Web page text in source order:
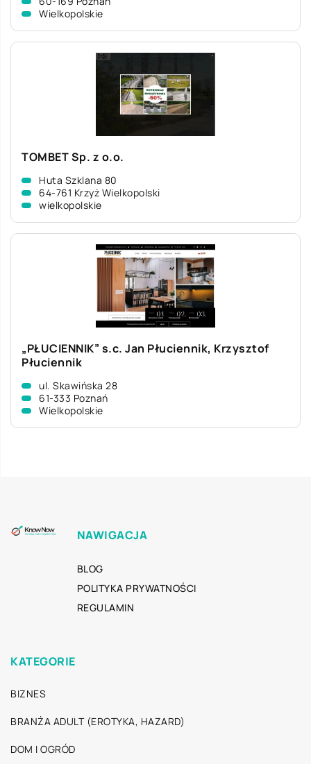
Wielkopolskie
TOMBET Sp. z o.o.
Huta Szklana 80
64-761 Krzyż Wielkopolski
wielkopolskie
„PŁUCIENNIK” s.c. Jan Płuciennik, Krzysztof
Płuciennik
ul. Skawińska 28
61-333 Poznań
Wielkopolskie
NAWIGACJA
BLOG
POLITYKA PRYWATNOŚCI
REGULAMIN
KATEGORIE
BIZNES
BRANŻA ADULT (EROTYKA, HAZARD)
DOM I OGRÓD